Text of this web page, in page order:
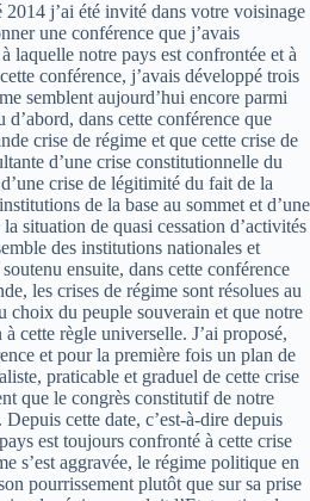
j’ai été invité dans votre voisinage
une conférence que j’avais
laquelle notre pays est confrontée et à
conférence, j’avais développé trois
semblent aujourd’hui encore parmi
d’abord, dans cette conférence que
crise de régime et que cette crise de
d’une crise constitutionnelle du
crise de légitimité du fait de la
de la base au sommet et d’une
situation de quasi cessation d’activités
des institutions nationales et
ensuite, dans cette conférence
les crises de régime sont résolues au
choix du peuple souverain et que notre
cette règle universelle. J’ai proposé,
et pour la première fois un plan de
praticable et graduel de cette crise
que le congrès constitutif de notre
cette date, c’est-­à-­dire depuis
est toujours confronté à cette crise
s’est aggravée, le régime politique en
pourrissement plutôt que sur sa prise